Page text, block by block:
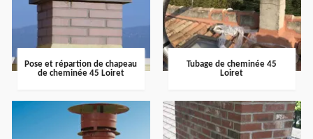
Pose et répartion de chapeau
de cheminée 45 Loiret
Tubage de cheminée 45
Loiret